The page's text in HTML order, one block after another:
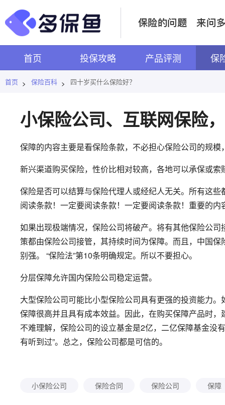
首页 投保攻略 产品评测 保
首页 > 保险百科 > 四十岁买什么保险好？
小保险公司、互联网保险
保障的内容主要是看保险条款，不必担心保险公司的规
新兴渠道购买保险，性价比相对较高，各地可以承保或索
保险是否可以结算与保险代理人或经纪人无关。所有这
阅读条款！一定要阅读条款！一定要阅读条款！重要的
如果出现极端情况，保险公司将破产。将有其他保险公
策都由保险公司接管，其持续时间为保障。而且，中国
别强。 “保险法”第10条明确规定。所以不要担心。
分层保障允许国内保险公司稳定运营。
大型保险公司可能比小型保险公司具有更强的投资能力
保障很高并且具有成本效益。因此，在购买保障产品时
不难理解，保险公司的设立基金是2亿，二亿保障基金没
有听到过”。总之，保险公司都是可信的。
小保险公司 保险合同 保险公司 保障